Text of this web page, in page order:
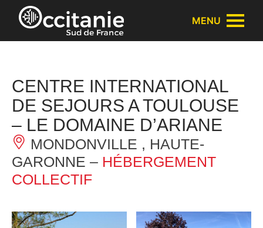
Panneau de gestion des cookies
MENU
CENTRE INTERNATIONAL
DE SEJOURS A TOULOUSE
– LE DOMAINE D’ARIANE
MONDONVILLE , HAUTE-
GARONNE – HÉBERGEMENT
COLLECTIF